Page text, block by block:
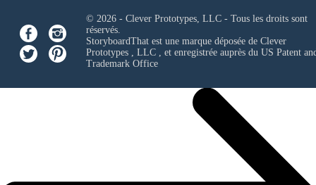
© 2026 - Clever Prototypes, LLC - Tous les droits sont
réservés.
StoryboardThat est une marque déposée de Clever
Prototypes , LLC, et enregistrée auprès du US Patent
Trademark Office